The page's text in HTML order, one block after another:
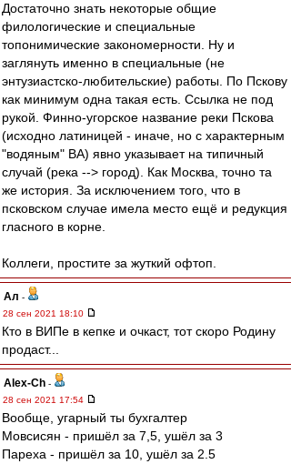
Достаточно знать некоторые общие
филологические и специальные
топонимические закономерности. Ну и
заглянуть именно в специальные (не
энтузиастско-любительские) работы. По Пскову
как минимум одна такая есть. Ссылка не под
рукой. Финно-угорское название реки Пскова
(исходно латиницей - иначе, но с характерным
"водяным" ВА) явно указывает на типичный
случай (река --> город). Как Москва, точно та
же история. За исключением того, что в
псковском случае имела место ещё и редукция
гласного в корне.
Коллеги, простите за жуткий офтоп.
Ал -
28 сен 2021 18:10
Кто в ВИПе в кепке и очкаст, тот скоро Родину
продаст...
Alex-Ch -
28 сен 2021 17:54
Вообще, угарный ты бухгалтер
Мовсисян - пришёл за 7,5, ушёл за 3
Пареха - пришёл за 10, ушёл за 2.5